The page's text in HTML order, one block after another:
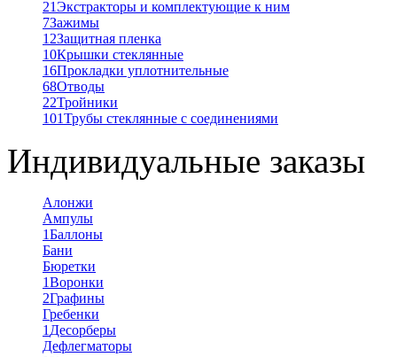
21Экстракторы и комплектующие к ним
7Зажимы
12Защитная пленка
10Крышки стеклянные
16Прокладки уплотнительные
68Отводы
22Тройники
101Трубы стеклянные с соединениями
Индивидуальные заказы
Алонжи
Ампулы
1Баллоны
Бани
Бюретки
1Воронки
2Графины
Гребенки
1 Десорберы
Дефлегматоры